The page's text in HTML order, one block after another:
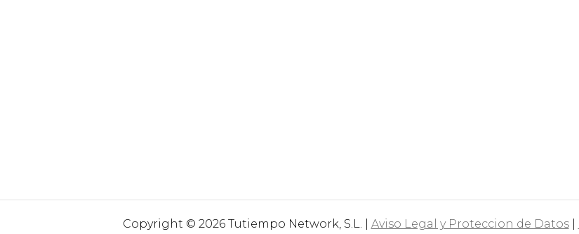
Copyright © 2026 Tutiempo Network, S.L. | Aviso Legal y Proteccion de Datos|